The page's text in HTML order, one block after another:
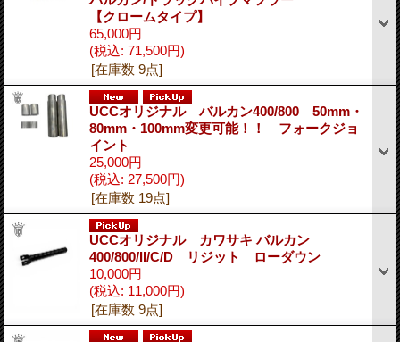
【クロームタイプ】
65,000円
(税込: 71,500円)
[在庫数 9点]
UCCオリジナル バルカン400/800 50mm・
80mm・100mm変更可能！！ フォークジョ
イント
25,000円
(税込: 27,500円)
[在庫数 19点]
UCCオリジナル カワサキ バルカン
400/800/II/C/D リジット ローダウン
10,000円
(税込: 11,000円)
[在庫数 9点]